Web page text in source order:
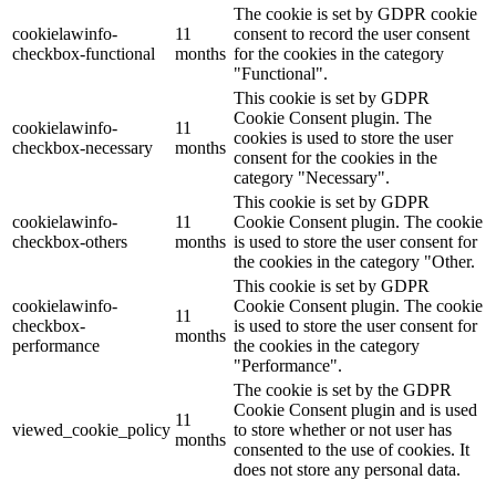
cookielawinfo-
checkbox-functional
11
months
The cookie is set by GDPR cookie
consent to record the user consent
for the cookies in the category
"Functional".
cookielawinfo-
checkbox-necessary
11
months
This cookie is set by GDPR
Cookie Consent plugin. The
cookies is used to store the user
consent for the cookies in the
category "Necessary".
cookielawinfo-
checkbox-others
11
months
This cookie is set by GDPR
Cookie Consent plugin. The cookie
is used to store the user consent for
the cookies in the category "Other.
cookielawinfo-
checkbox-
performance
11
months
This cookie is set by GDPR
Cookie Consent plugin. The cookie
is used to store the user consent for
the cookies in the category
"Performance".
viewed_cookie_policy
11
months
The cookie is set by the GDPR
Cookie Consent plugin and is used
to store whether or not user has
consented to the use of cookies. It
does not store any personal data.